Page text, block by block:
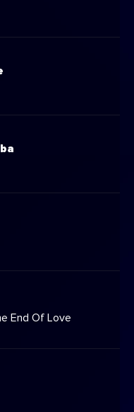
End Of Love